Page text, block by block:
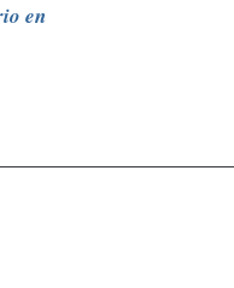
en